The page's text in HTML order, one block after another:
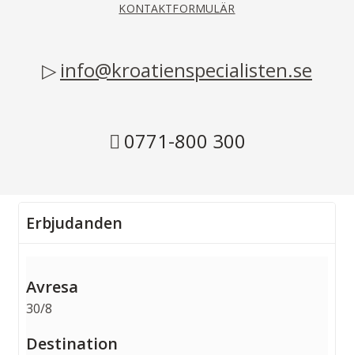
KONTAKTFORMULÄR
info@kroatienspecialisten.se
0771-800 300
Erbjudanden
30/8